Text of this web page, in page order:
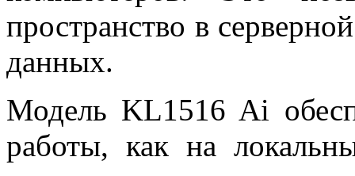
пространство в
данных.
Модель KL1516 Ai
работы, как на